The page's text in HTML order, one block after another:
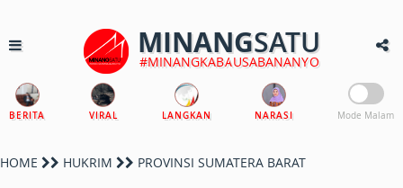
MINANGSATU
#MINANGKABAUSABANANYO
BERITA VIRAL LANGKAN NARASI Mode Malam
HOME HUKRIM PROVINSI SUMATERA BARAT